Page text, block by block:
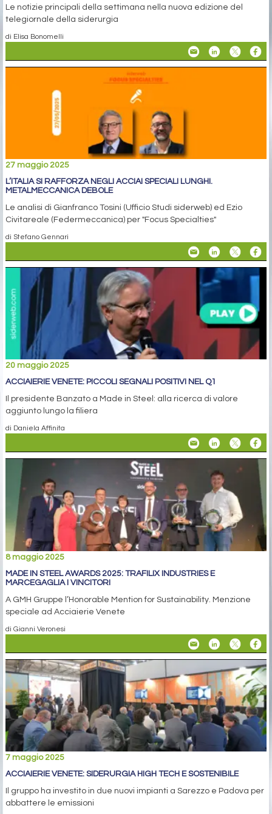
Le notizie principali della settimana nella nuova edizione del
telegiornale della siderurgia
di Elisa Bonomelli
27 maggio 2025
L’ITALIA SI RAFFORZA NEGLI ACCIAI SPECIALI LUNGHI.
METALMECCANICA DEBOLE
Le analisi di Gianfranco Tosini (Ufficio Studi siderweb) ed Ezio
Civitareale (Federmeccanica) per "Focus Specialties"
di Stefano Gennari
20 maggio 2025
ACCIAIERIE VENETE: PICCOLI SEGNALI POSITIVI NEL Q1
Il presidente Banzato a Made in Steel: alla ricerca di valore
aggiunto lungo la filiera
di Daniela Affinita
8 maggio 2025
MADE IN STEEL AWARDS 2025: TRAFILIX INDUSTRIES E
MARCEGAGLIA I VINCITORI
A GMH Gruppe l’Honorable Mention for Sustainability. Menzione
speciale ad Acciaierie Venete
di Gianni Veronesi
7 maggio 2025
ACCIAIERIE VENETE: SIDERURGIA HIGH TECH E SOSTENIBILE
Il gruppo ha investito in due nuovi impianti a Sarezzo e Padova per
abbattere le emissioni